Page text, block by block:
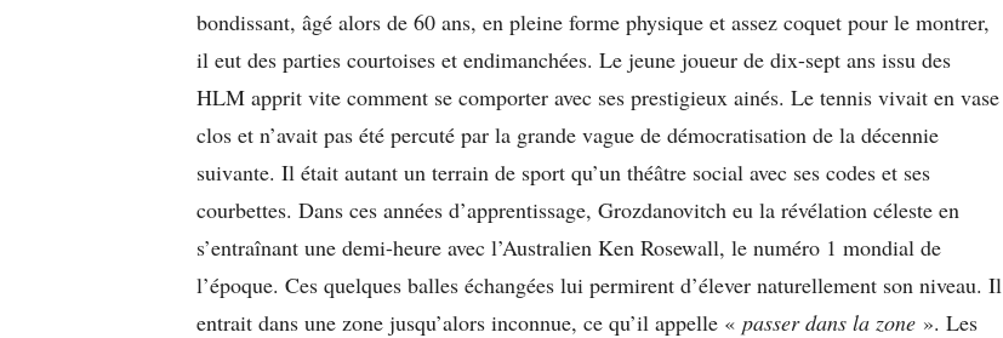
bondissant, âgé alors de 60 ans, en pleine forme physique et assez coquet pour le montrer,
il eut des parties courtoises et endimanchées. Le jeune joueur de dix-sept ans issu des
HLM apprit vite comment se comporter avec ses prestigieux ainés. Le tennis vivait en vase
clos et n’avait pas été percuté par la grande vague de démocratisation de la décennie
suivante. Il était autant un terrain de sport qu’un théâtre social avec ses codes et ses
courbettes. Dans ces années d’apprentissage, Grozdanovitch eu la révélation céleste en
s’entraînant une demi-heure avec l’Australien Ken Rosewall, le numéro 1 mondial de
l’époque. Ces quelques balles échangées lui permirent d’élever naturellement son niveau. Il
entrait dans une zone jusqu’alors inconnue, ce qu’il appelle « passer dans la zone ». Les